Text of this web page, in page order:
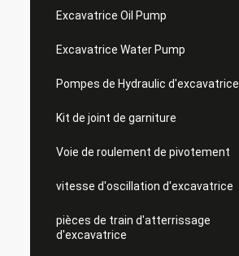
Excavatrice Oil Pump
Excavatrice Water Pump
Pompes de Hydraulic d'excavatrice
Kit de joint de garniture
Voie de roulement de pivotement
vitesse d'oscillation d'excavatrice
pièces de train d'atterrissage
d'excavatrice